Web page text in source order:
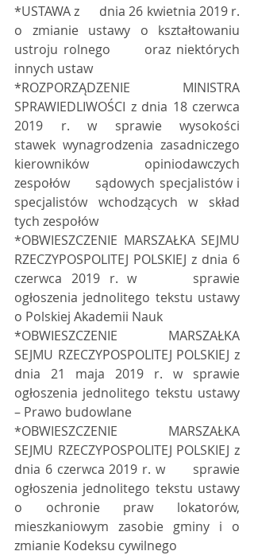
*USTAWA z      dnia 26 kwietnia 2019 r.
o zmianie ustawy o kształtowaniu
ustroju rolnego      oraz niektórych
innych ustaw
*ROZPORZĄDZENIE      MINISTRA
SPRAWIEDLIWOŚCI z dnia 18 czerwca
2019 r. w sprawie wysokości
stawek wynagrodzenia zasadniczego
kierowników opiniodawczych
zespołów      sądowych specjalistów i
specjalistów wchodzących w skład
tych zespołów
*OBWIESZCZENIE MARSZAŁKA SEJMU
RZECZYPOSPOLITEJ POLSKIEJ z dnia 6
czerwca 2019 r. w      sprawie
ogłoszenia jednolitego tekstu ustawy
o Polskiej Akademii Nauk
*OBWIESZCZENIE      MARSZAŁKA
SEJMU RZECZYPOSPOLITEJ POLSKIEJ z
dnia 21 maja 2019 r. w sprawie
ogłoszenia jednolitego tekstu ustawy
– Prawo budowlane
*OBWIESZCZENIE      MARSZAŁKA
SEJMU RZECZYPOSPOLITEJ POLSKIEJ z
dnia 6 czerwca 2019 r. w      sprawie
ogłoszenia jednolitego tekstu ustawy
o ochronie praw lokatorów,
mieszkaniowym zasobie gminy i o
zmianie Kodeksu cywilnego